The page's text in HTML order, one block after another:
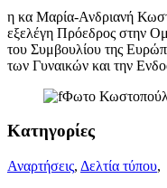
η κα Μαρία-Ανδριανή
εξελέγη Πρόεδρος στην
του Συμβουλίου της
των Γυναικών και την
Κατηγορίες
Αναρτήσεις, Δελτία τύπου,